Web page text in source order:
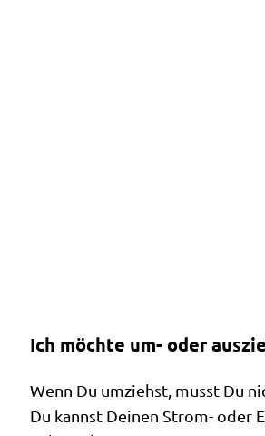
Ich möchte um- oder
Wenn Du umziehst, musst Du
Du kannst Deinen Strom- oder